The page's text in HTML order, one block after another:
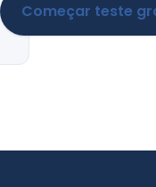
Começar teste